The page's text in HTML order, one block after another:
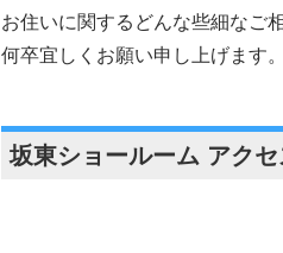
お住いに関するどんな些細なご
何卒宜しくお願い申し上げます。
坂東ショールーム アク